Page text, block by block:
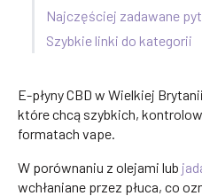
Najczęściej zadawane
Szybkie linki do kategorii
E-płyny CBD w Wielkiej
które chcą szybkich,
formatach vape.
W porównaniu z olejami lub
wchłaniane przez płuca, co